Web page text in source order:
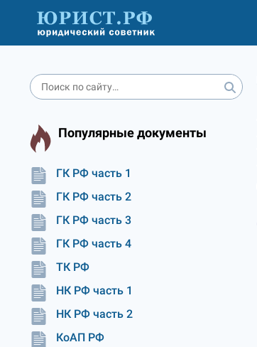
Популярные документы
ГК РФ часть 1
ГК РФ часть 2
ГК РФ часть 3
ГК РФ часть 4
ТК РФ
НК РФ часть 1
НК РФ часть 2
КоАП РФ